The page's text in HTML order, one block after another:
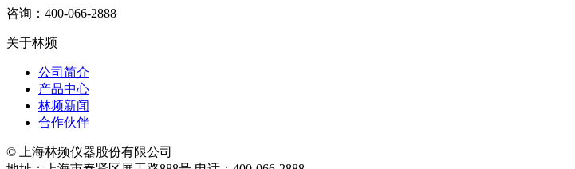
咨询：400-066-2888
关于林频
公司简介
产品中心
林频新闻
合作伙伴
© 上海林频仪器股份有限公司